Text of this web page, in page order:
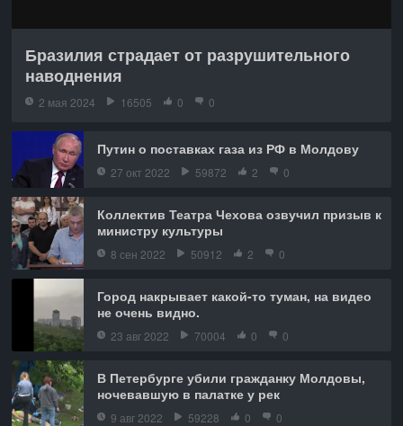
Бразилия страдает от разрушительного
наводнения
2 мая 2024 16505 0 0
Путин о поставках газа из РФ в Молдову
27 окт 2022 59872 2 0
Коллектив Театра Чехова озвучил призыв к
министру культуры
8 сен 2022 50912 2 0
Город накрывает какой-то туман, на видео
не очень видно.
23 авг 2022 70004 0 0
В Петербурге убили гражданку Молдовы,
ночевавшую в палатке у рек
9 авг 2022 59228 0 0